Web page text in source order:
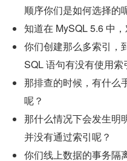
顺序你们是如何选择的
知道在 MySQL 5.6 中
你们创建那么多索引，
SQL 语句有没有使用索
那排查的时候，有什么
呢？
那什么情况下会发生明
并没有通过索引呢？
你们线上数据的事务隔